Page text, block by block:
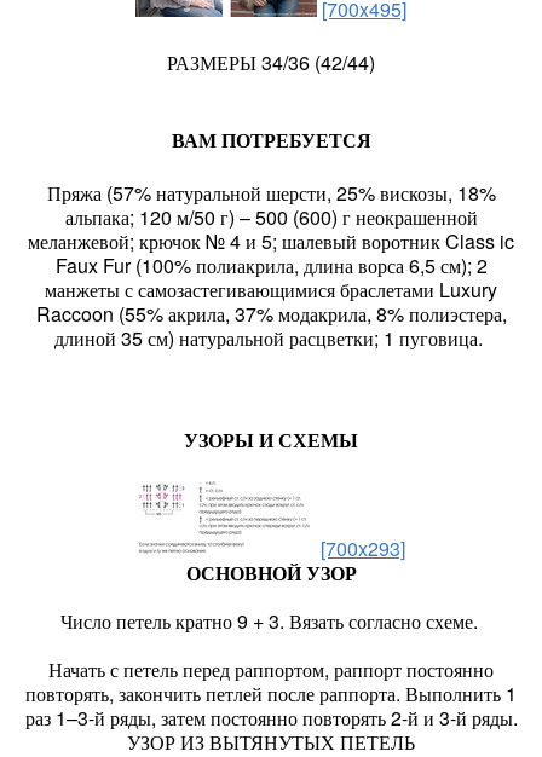
[700x495]
РАЗМЕРЫ 34/36 (42/44)
ВАМ ПОТРЕБУЕТСЯ
Пряжа (57% натуральной шерсти, 25% вискозы, 18%
альпака; 120 м/50 г) – 500 (600) г неокрашенной
меланжевой; крючок № 4 и 5; шалевый воротник Class ic
Faux Fur (100% полиакрила, длина ворса 6,5 см); 2
манжеты с самозастегивающимися браслетами Luxury
Raccoon (55% акрила, 37% модакрила, 8% полиэстера,
длиной 35 см) натуральной расцветки; 1 пуговица.
УЗОРЫ И СХЕМЫ
[700x293]
ОСНОВНОЙ УЗОР
Число петель кратно 9 + 3. Вязать согласно схеме.
Начать с петель перед раппортом, раппорт постоянно
повторять, закончить петлей после раппорта. Выполнить 1
раз 1–3-й ряды, затем постоянно повторять 2-й и 3-й ряды.
УЗОР ИЗ ВЫТЯНУТЫХ ПЕТЕЛЬ